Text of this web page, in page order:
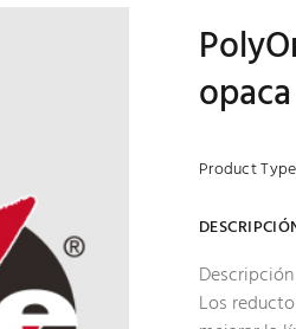
Product
Descripción
Los